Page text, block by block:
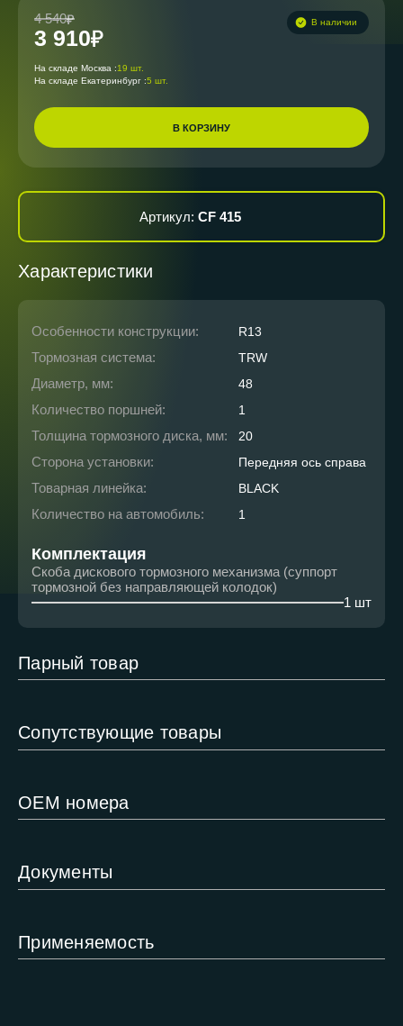
4 540
3 910
В наличии
На складе Москва :19 шт.
На складе Екатеринбург :5 шт.
В КОРЗИНУ
Артикул:CF 415
Характеристики
Особенности конструкции: R13
Тормозная система: TRW
Диаметр, мм: 48
Количество поршней: 1
Толщина тормозного диска, мм: 20
Сторона установки: Передняя ось справа
Товарная линейка: BLACK
Количество на автомобиль: 1
Комплектация
Скоба дискового тормозного механизма (суппорт
тормозной без направляющей колодок)
1 шт
Парный товар
Сопутствующие товары
ОЕМ номера
Документы
Применяемость